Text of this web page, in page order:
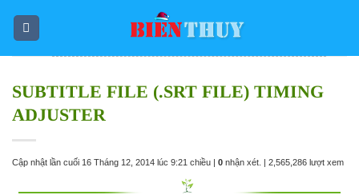
SUBTITLE FILE (.SRT FILE) TIMING
ADJUSTER
Cập nhật lần cuối 16 Tháng 12, 2014 lúc 9:21 chiều | 0 nhận xét. | 2,565,286 lượt xem